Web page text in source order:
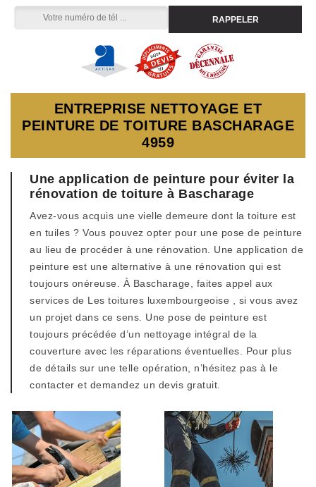
ENTREPRISE NETTOYAGE ET
PEINTURE DE TOITURE BASCHARAGE
4959
Une application de peinture pour éviter la
rénovation de toiture à Bascharage
Avez-vous acquis une vielle demeure dont la toiture est
en tuiles ? Vous pouvez opter pour une pose de peinture
au lieu de procéder à une rénovation. Une application de
peinture est une alternative à une rénovation qui est
toujours onéreuse. À Bascharage, faites appel aux
services de Les toitures luxembourgeoise , si vous avez
un projet dans ce sens. Une pose de peinture est
toujours précédée d’un nettoyage intégral de la
couverture avec les réparations éventuelles. Pour plus
de détails sur une telle opération, n’hésitez pas à le
contacter et demandez un devis gratuit.